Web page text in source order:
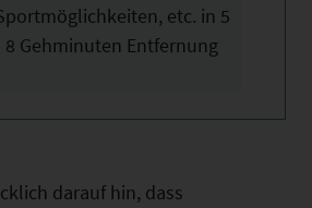
etc. in 5
8 Gehminuten Entfernung
darauf hin, dass